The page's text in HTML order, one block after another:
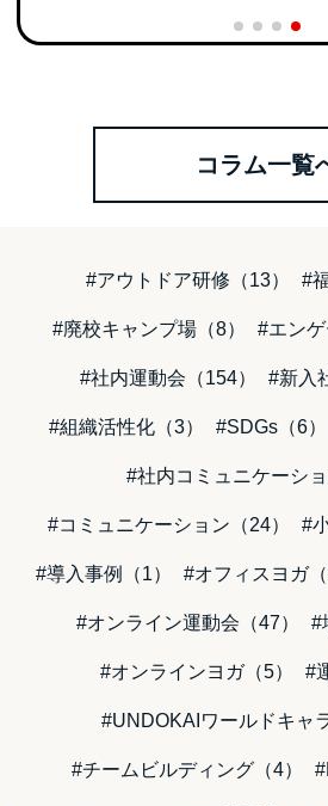
コラム一覧
#アウトドア研修（13） #
#廃校キャンプ場（8） #エンゲ
#社内運動会（154） #新入
#組織活性化（3） #SDGs（6）
#社内コミュニケーショ
#コミュニケーション（24） #
#導入事例（1） #オフィスヨガ（
#オンライン運動会（47） #
#オンラインヨガ（5） #
#UNDOKAIワールドキャ
#チームビルディング（4）